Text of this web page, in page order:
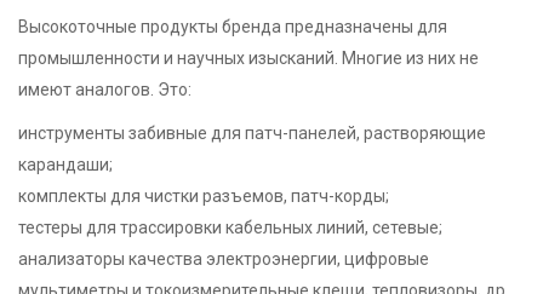
Высокоточные продукты бренда предназначены для
промышленности и научных изысканий. Многие из них не
имеют аналогов. Это:
инструменты забивные для патч-панелей, растворяющие
карандаши;
комплекты для чистки разъемов, патч-корды;
тестеры для трассировки кабельных линий, сетевые;
анализаторы качества электроэнергии, цифровые